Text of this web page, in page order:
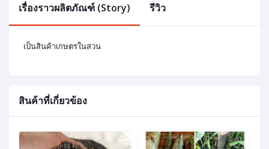
เรื่องราวผลิตภัณฑ์ (Story) รีวิว
เป็นสินค้าเกษตรในสวน
สินค้าที่เกี่ยวข้อง